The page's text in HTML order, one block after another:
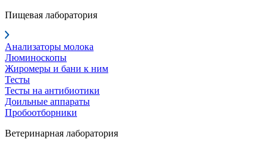
Пищевая лаборатория
Анализаторы молока
Люминоскопы
Жиромеры и бани к ним
Тесты
Тесты на антибиотики
Доильные аппараты
Пробоотборники
Ветеринарная лаборатория